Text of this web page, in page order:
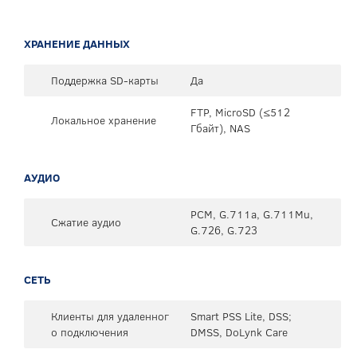
ХРАНЕНИЕ ДАННЫХ
Поддержка SD-карты Да
Локальное хранение
FTP, MicroSD (≤512
Гбайт), NAS
АУДИО
Сжатие аудио
PCM, G.711a, G.711Mu,
G.726, G.723
СЕТЬ
Клиенты для удаленног
о подключения
Smart PSS Lite, DSS;
DMSS, DoLynk Care